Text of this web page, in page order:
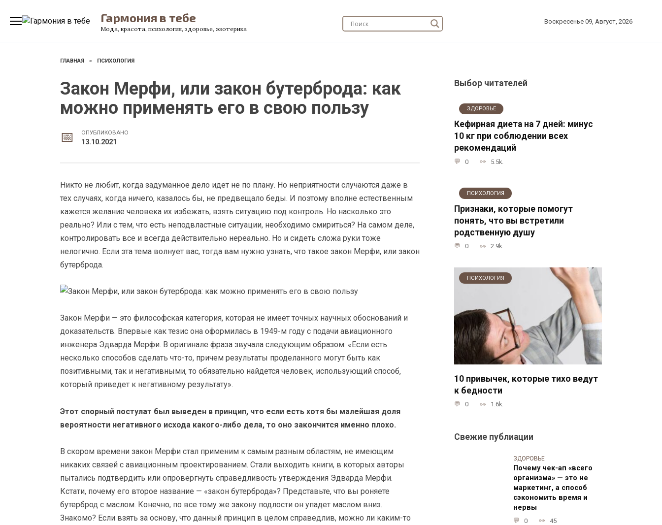
Гармония в тебе
Мода, красота, психология, здоровье, эзотерика
Воскресенье 09, Август, 2026
ГЛАВНАЯ » ПСИХОЛОГИЯ
Закон Мерфи, или закон бутерброда: как
можно применять его в свою пользу
ОПУБЛИКОВАНО
13.10.2021
Никто не любит, когда задуманное дело идет не по плану. Но неприятности случаются даже в
тех случаях, когда ничего, казалось бы, не предвещало беды. И поэтому вполне естественным
кажется желание человека их избежать, взять ситуацию под контроль. Но насколько это
реально? Или с тем, что есть неподвластные ситуации, необходимо смириться? На самом деле,
контролировать все и всегда действительно нереально. Но и сидеть сложа руки тоже
нелогично. Если эта тема волнует вас, тогда вам нужно узнать, что такое закон Мерфи, или закон
бутерброда.
Закон Мерфи — это философская категория, которая не имеет точных научных обоснований и
доказательств. Впервые как тезис она оформилась в 1949-м году с подачи авиационного
инженера Эдварда Мерфи. В оригинале фраза звучала следующим образом: «Если есть
несколько способов сделать что-то, причем результаты проделанного могут быть как
позитивными, так и негативными, то обязательно найдется человек, использующий способ,
который приведет к негативному результату».
Этот спорный постулат был выведен в принцип, что если есть хотя бы малейшая доля
вероятности негативного исхода какого-либо дела, то оно закончится именно плохо.
В скором времени закон Мерфи стал применим к самым разным областям, не имеющим
никаких связей с авиационным проектированием. Стали выходить книги, в которых авторы
пытались подтвердить или опровергнуть справедливость утверждения Эдварда Мерфи.
Кстати, почему его второе название — «закон бутерброда»? Представьте, что вы роняете
бутерброд с маслом. Конечно, по все тому же закону подлости он упадет маслом вниз.
Знакомо? Если взять за основу, что данный принцип в целом справедлив, можно ли каким-то
Выбор читателей
ЗДОРОВЬЕ
Кефирная диета на 7 дней: минус
10 кг при соблюдении всех
рекомендаций
0 5.5k.
ПСИХОЛОГИЯ
Признаки, которые помогут
понять, что вы встретили
родственную душу
0 2.9k.
ПСИХОЛОГИЯ
10 привычек, которые тихо ведут
к бедности
0 1.6k.
Свежие публиации
ЗДОРОВЬЕ
Почему чек-ап «всего
организма» — это не
маркетинг, а способ
сэкономить время и
нервы
0 45